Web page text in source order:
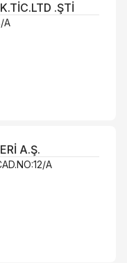
.ŞTİ
A
A.Ş.
A